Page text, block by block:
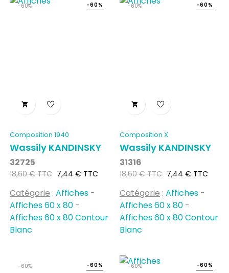
-60%

Composition 1940
Wassily KANDINSKY
32725
Prix
18,60 € TTC
-60%
Prix
7,44 € TTC
Catégorie : Affiches -
Affiches 60 x 80 -
Affiches 60 x 80 Contour
Blanc
-60%

Composition X
Wassily KANDINSKY
31316
Prix
18,60 € TTC
-60%
Prix
7,44 € TTC
Catégorie : Affiches -
Affiches 60 x 80 -
Affiches 60 x 80 Contour
Blanc
-60% -60% -60% -60%